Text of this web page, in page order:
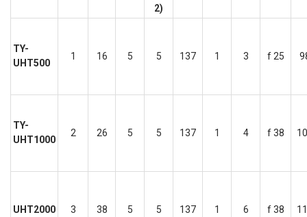
2)
TY-
UHT500
1 16 5 5 137 1 3 f 25
TY-
UHT1000
2 26 5 5 137 1 4 f 38
UHT2000 3 38 5 5 137 1 6 f 38